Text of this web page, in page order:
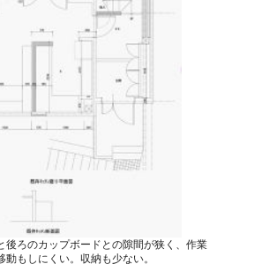
後ろのカップボードとの隙間が狭く、作業
動もしにくい。収納も少ない。